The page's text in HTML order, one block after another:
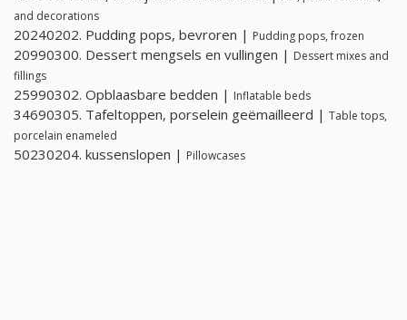
and decorations
20240202. Pudding pops, bevroren | Pudding pops, frozen
20990300. Dessert mengsels en vullingen | Dessert mixes and
fillings
25990302. Opblaasbare bedden | Inflatable beds
34690305. Tafeltoppen, porselein geëmailleerd | Table tops,
porcelain enameled
50230204. kussenslopen | Pillowcases